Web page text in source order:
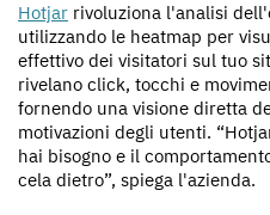
Hotjar rivoluziona l'analisi
utilizzando le heatmap per
effettivo dei visitatori sul tuo
rivelano click, tocchi e
fornendo una visione diretta
motivazioni degli utenti.
hai bisogno e il
cela dietro”, spiega l'azienda.